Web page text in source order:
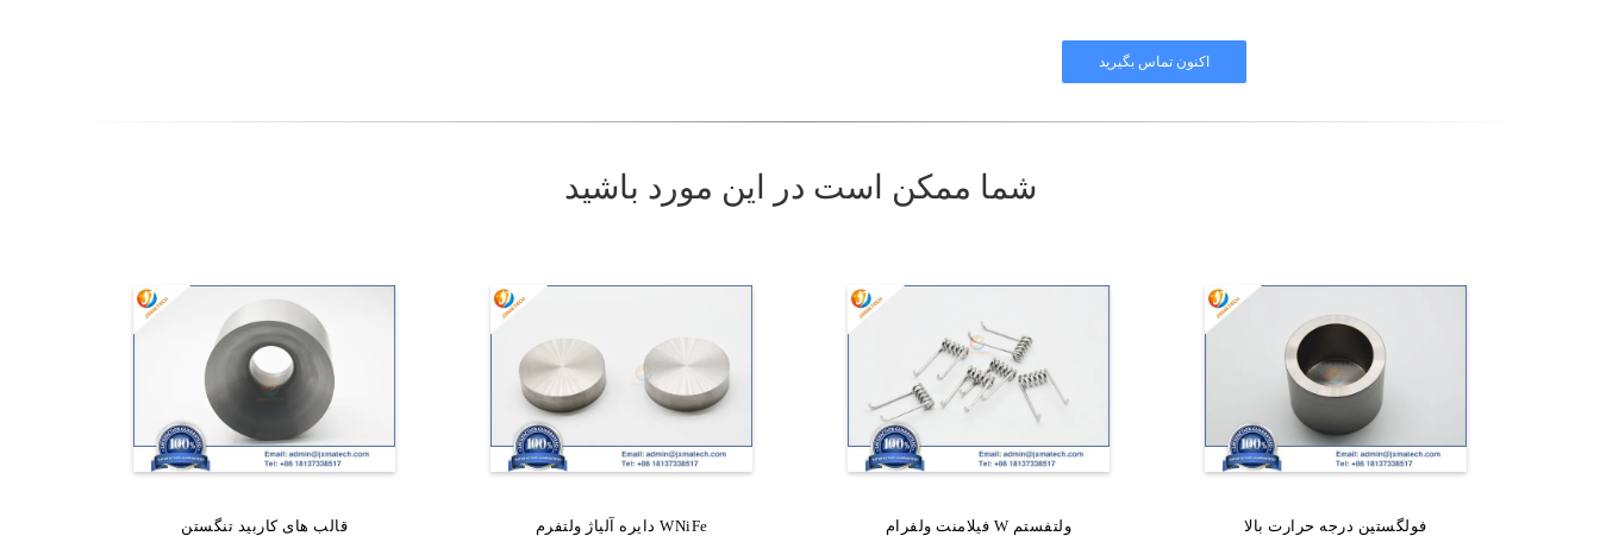
شما ممکن است در این مورد باشید
قالب های کاربید تنگستن دایره آلیاژ ولتفرم WNiFe فیلامنت ولفرام W ولتفستم فولگستین درجه حرارت بالا نوار ورق ولتفستم W
چوبی که از وانتگستم ساخته شده
میله الکترود از آلیاژ لانتان ولترفم الکترود چوبی گرد و خالص ولتفستم